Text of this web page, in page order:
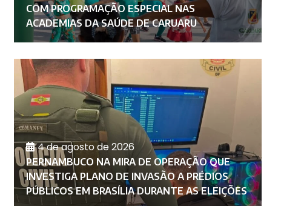
COM PROGRAMAÇÃO ESPECIAL NAS
ACADEMIAS DA SAÚDE DE CARUARU
4 de agosto de 2026
PERNAMBUCO NA MIRA DE OPERAÇÃO QUE
INVESTIGA PLANO DE INVASÃO A PRÉDIOS
PÚBLICOS EM BRASÍLIA DURANTE AS ELEIÇÕES